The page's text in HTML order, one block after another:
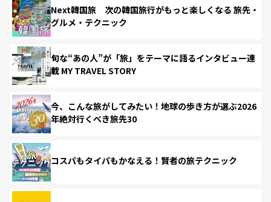
Next韓国旅 次の韓国旅行がもっと楽しくなる 旅先・
グルメ・テクニック
旬な“あの人”が「旅」をテーマに語るインタビュー連
載 MY TRAVEL STORY
今、こんな旅がしてみたい！地球の歩き方が選ぶ2026
年絶対行くべき旅先30
コスパもタイパもかなえる！賢者の旅テクニック